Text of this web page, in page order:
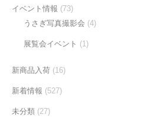
イベント情報 (73)
うさぎ写真撮影会 (4)
展覧会イベント (1)
新商品入荷 (16)
新着情報 (527)
未分類 (27)